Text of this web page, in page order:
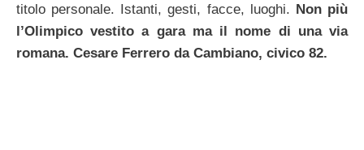
titolo personale. Istanti, gesti, facce, luoghi. Non più
l’Olimpico vestito a gara ma il nome di una via
romana. Cesare Ferrero da Cambiano, civico 82.